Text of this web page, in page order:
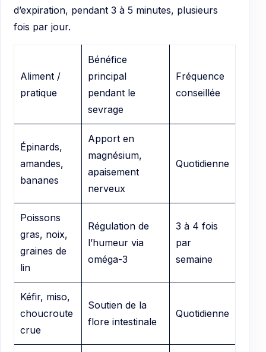
d’expiration, pendant 3 à 5 minutes, plusieurs
fois par jour.
Aliment /
pratique
Bénéfice
principal
pendant le
sevrage
Fréquence
conseillée
Épinards,
amandes,
bananes
Apport en
magnésium,
apaisement
nerveux
Quotidienne
Poissons
gras, noix,
graines de
lin
Régulation de
l’humeur via
oméga-3
3 à 4 fois
par
semaine
Kéfir, miso,
choucroute
crue
Soutien de la
flore intestinale
Quotidienne